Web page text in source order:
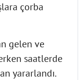
çorba
gelen ve
saatlerde
yararlandı.